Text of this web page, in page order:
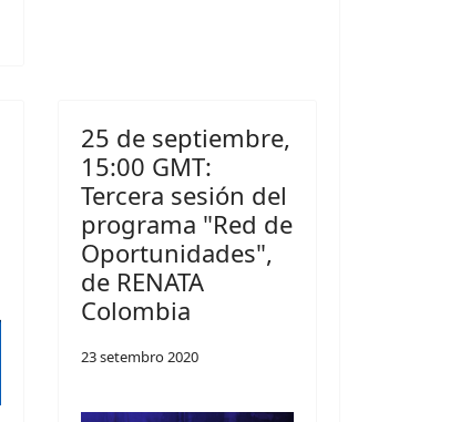
25 de septiembre,
15:00 GMT:
Tercera sesión del
programa "Red de
Oportunidades",
de RENATA
Colombia
23 setembro 2020